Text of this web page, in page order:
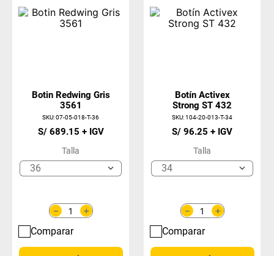
Botin Redwing Gris
3561
SKU:07-05-018-T-36
S/ 689.15
Talla
36
＋
－
Comparar
Botín Activex
Strong ST 432
SKU:104-20-013-T-34
S/ 96.25
Talla
34
＋
－
Comparar